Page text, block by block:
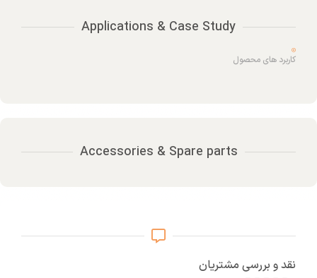
Applications & Case Study
کاربرد های محصول
Accessories & Spare parts
نقد و بررسی مشتریان